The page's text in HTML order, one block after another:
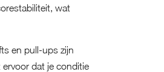
wat
en pull-ups zijn
dat je conditie